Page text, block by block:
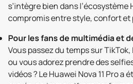
s’intègre bien dans l’écosystème
compromis entre style, confort et
Pour les fans de multimédia et
Vous passez du temps sur
ou vous adorez prendre des
vidéos ? Le Huawei Nova 11 Pro a